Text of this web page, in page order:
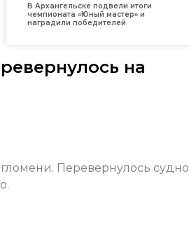
В Архангельске подвели итоги
чемпионата «Юный мастер» и
наградили победителей
на
Перевернулось судно